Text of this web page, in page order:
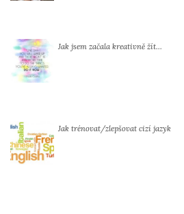
Jak jsem začala kreativně žít…
Jak trénovat/zlepšovat cizí jazyk